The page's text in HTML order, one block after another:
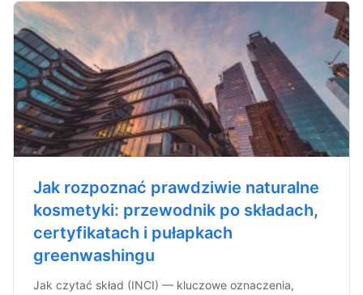
Jak rozpoznać prawdziwie naturalne
kosmetyki: przewodnik po składach,
certyfikatach i pułapkach
greenwashingu
Jak czytać skład (INCI) — kluczowe oznaczenia,